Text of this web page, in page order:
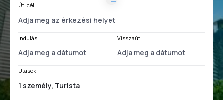
Úti cél
Indulás Visszaút
Utasok